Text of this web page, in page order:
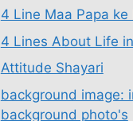
4 Line Maa Papa ke
4 Lines About Life
Attitude Shayari
background image:
background photo's